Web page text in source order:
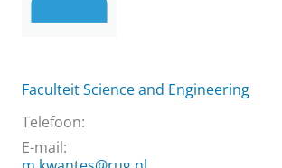
Faculteit Science and Engineering
Telefoon:
E-mail: